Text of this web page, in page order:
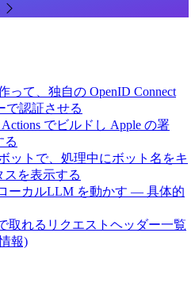
って、独自の OpenID Connect
で認証させる
でビルドし Apple の署
る
ットで、処理中にボット名をキ
スを表示する
ーカルLLM を動かす — 具体的
取れるリクエストヘッダー一覧
報)